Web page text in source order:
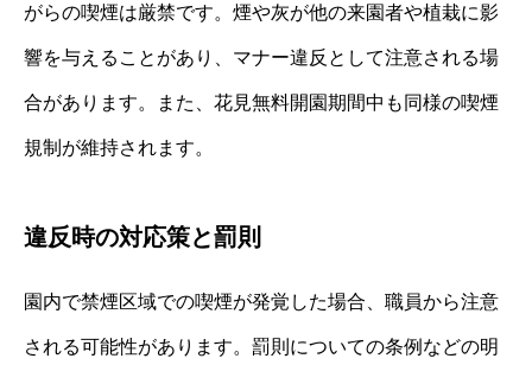
がらの喫煙は厳禁です。煙や灰が他の来園者や植栽に影
響を与えることがあり、マナー違反として注意される場
合があります。また、花見無料開園期間中も同様の喫煙
規制が維持されます。
違反時の対応策と罰則
園内で禁煙区域での喫煙が発覚した場合、職員から注意
される可能性があります。罰則についての条例などの明